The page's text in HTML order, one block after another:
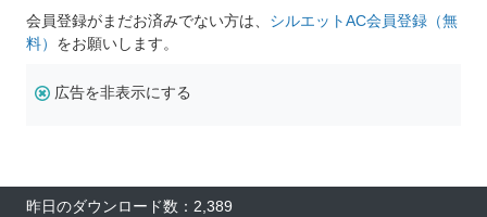
会員登録がまだお済みでない方は、 シルエットAC会員登録（無
料） をお願いします。
広告を非表示にする
昨日のダウンロード数：2,389